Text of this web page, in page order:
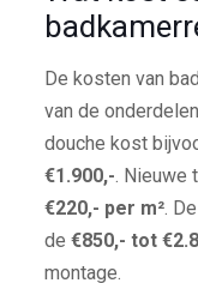
De kosten van
van de
douche kost
€1.900,-. Nieuwe
€220,- per m².
de €850,- tot
montage.